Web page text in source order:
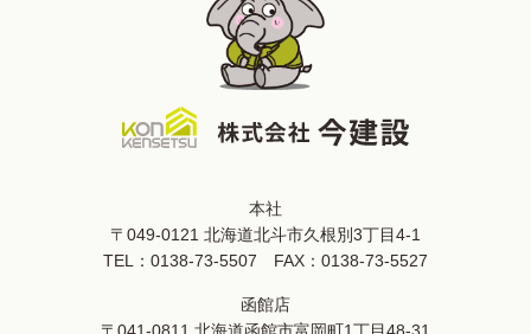
本社
〒049-0121 北海道北斗市久根別3丁目4-1
TEL： 0138-73-5507 FAX：0138-73-5527
函館店
〒041-0811 北海道函館市富岡町1丁目48-31